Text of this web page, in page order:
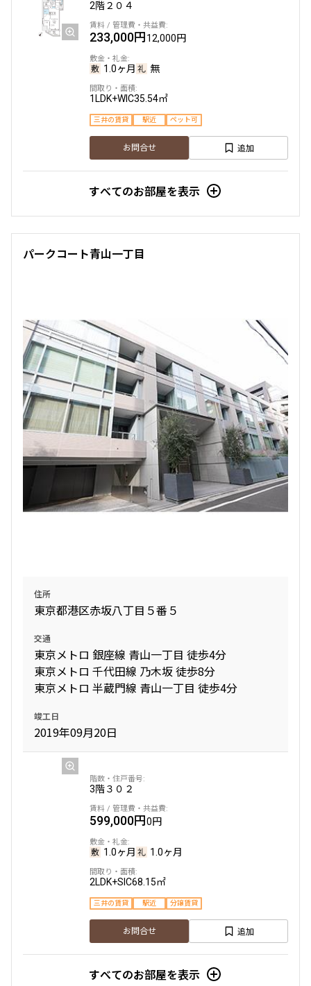
2階２０４
233,000円12,000円
1.0ヶ月 無
1LDK+WIC35.54㎡
三井の賃貸 駅近 ペット可
お問合せ 追加
すべてのお部屋を表示
パークコート青山一丁目
住所
東京都港区赤坂八丁目５番５
交通
東京メトロ 銀座線 青山一丁目 徒歩4分
東京メトロ 千代田線 乃木坂 徒歩8分
東京メトロ 半蔵門線 青山一丁目 徒歩4分
竣工日
2019年09月20日
3階３０２
599,000円0円
1.0ヶ月 1.0ヶ月
2LDK+SIC68.15㎡
三井の賃貸 駅近 分譲賃貸
お問合せ 追加
すべてのお部屋を表示